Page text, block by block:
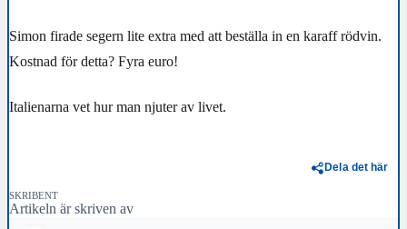
Simon firade segern lite extra med att beställa in en karaff rödvin.
Kostnad för detta? Fyra euro!
Italienarna vet hur man njuter av livet.
Dela det här
SKRIBENT
Artikeln är skriven av